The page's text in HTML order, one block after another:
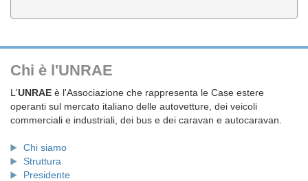
Chi è l'UNRAE
L'UNRAE è l'Associazione che rappresenta le Case estere
operanti sul mercato italiano delle autovetture, dei veicoli
commerciali e industriali, dei bus e dei caravan e autocaravan.
Chi siamo
Struttura
Presidente